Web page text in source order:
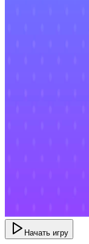
Начать игру